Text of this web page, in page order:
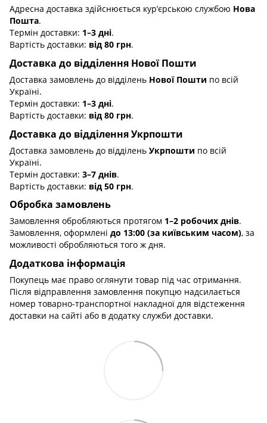
Адресна доставка здійснюється кур’єрською службою Нова
Пошта.
Термін доставки: 1–3 дні.
Вартість доставки: від 80 грн.
Доставка до відділення Нової Пошти
Доставка замовлень до відділень Нової Пошти по всій
Україні.
Термін доставки: 1–3 дні.
Вартість доставки: від 80 грн.
Доставка до відділення Укрпошти
Доставка замовлень до відділень Укрпошти по всій
Україні.
Термін доставки: 3–7 днів.
Вартість доставки: від 50 грн.
Обробка замовлень
Замовлення обробляються протягом 1–2 робочих днів.
Замовлення, оформлені до 13:00 (за київським часом), за
можливості обробляються того ж дня.
Додаткова інформація
Покупець має право оглянути товар під час отримання.
Після відправлення замовлення покупцю надсилається
номер товарно-транспортної накладної для відстеження
доставки на сайті або в додатку служби доставки.